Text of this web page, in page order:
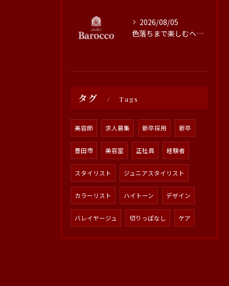
2026/08/05
色落ちまで楽しむヘアカラーの秘訣
タグ Tags
美容師 求人募集 新卒採用 新卒
豊田市 美容室 正社員 経験者
スタイリスト ジュニアスタイリスト
カラーリスト ハイトーン デザイン
バレイヤージュ 切りっぱなし ケア